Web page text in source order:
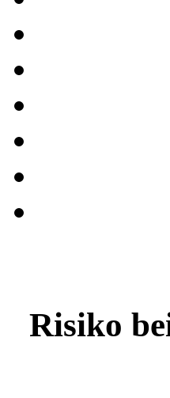
Risiko